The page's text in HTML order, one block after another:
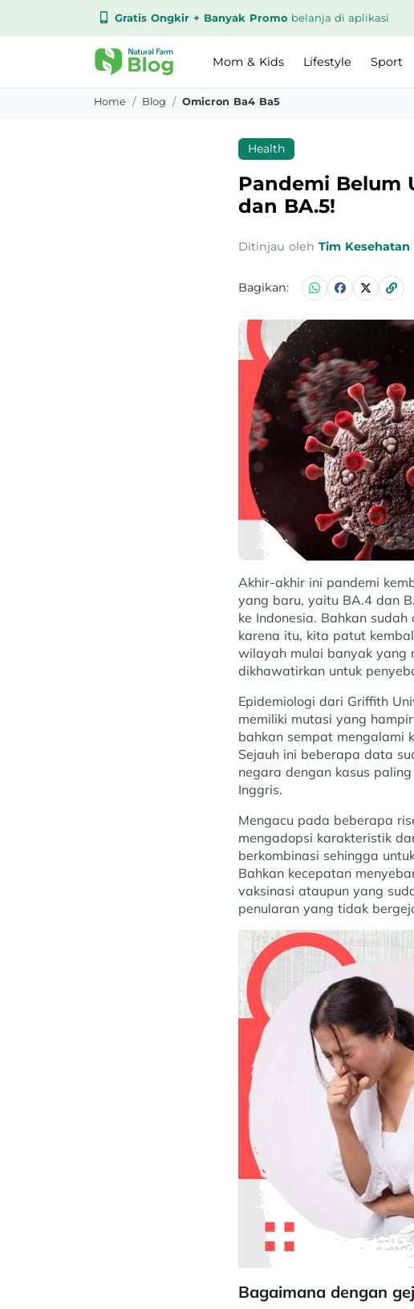
Gratis Ongkir + Banyak Promo belanja di aplikasi
Mom & Kids Lifestyle Sport
Home Blog Omicron Ba4 Ba5
Health
Pandemi Belum
dan BA.5!
Ditinjau oleh Tim
Bagikan:
Akhir-akhir ini pandemi
yang baru, yaitu BA.4 dan
ke Indonesia. Bahkan
karena itu, kita patut
wilayah mulai banyak yang
dikhawatirkan untuk
Epidemiologi dari Griffith
memiliki mutasi yang
bahkan sempat mengalami
Sejauh ini beberapa data
negara dengan kasus
Inggris.
Mengacu pada beberapa
mengadopsi karakteristik
berkombinasi sehingga
Bahkan kecepatan
vaksinasi ataupun yang
penularan yang tidak
Bagaimana dengan